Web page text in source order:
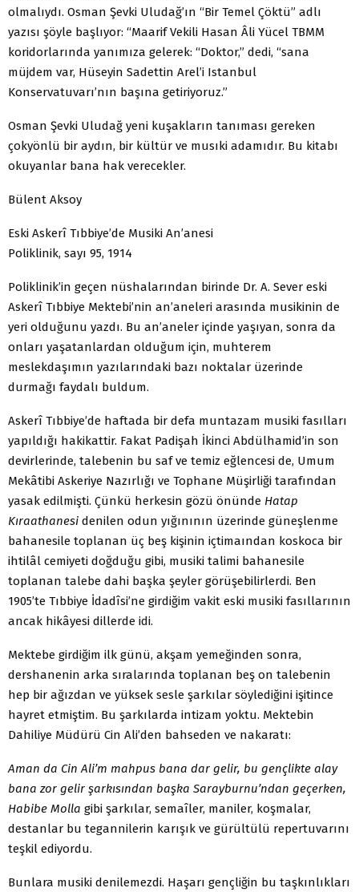
olmalıydı. Osman Şevki Uludağ’ın “Bir Temel Çöktü” adlı
yazısı şöyle başlıyor: “Maarif Vekili Hasan Âli Yücel TBMM
koridorlarında yanımıza gelerek: “Doktor,” dedi, “sana
müjdem var, Hüseyin Sadettin Arel’i Istanbul
Konservatuvarı’nın başına getiriyoruz.”
Osman Şevki Uludağ yeni kuşakların tanıması gereken
çokyönlü bir aydın, bir kültür ve musıki adamıdır. Bu kitabı
okuyanlar bana hak verecekler.
Bülent Aksoy
Eski Askerî Tıbbiye’de Musiki An’anesi
Poliklinik, sayı 95, 1914
Poliklinik’in geçen nüshalarından birinde Dr. A. Sever eski
Askerî Tıbbiye Mektebi’nin an’aneleri arasında musikinin de
yeri olduğunu yazdı. Bu an’aneler içinde yaşıyan, sonra da
onları yaşatanlardan olduğum için, muhterem
meslekdaşımın yazılarındaki bazı noktalar üzerinde
durmağı faydalı buldum.
Askerî Tıbbiye’de haftada bir defa muntazam musiki fasılları
yapıldığı hakikattir. Fakat Padişah İkinci Abdülhamid’in son
devirlerinde, talebenin bu saf ve temiz eğlencesi de, Umum
Mekâtibi Askeriye Nazırlığı ve Tophane Müşirliği tarafından
yasak edilmişti. Çünkü herkesin gözü önünde Hatap
Kıraathanesi denilen odun yığınının üzerinde güneşlenme
bahanesile toplanan üç beş kişinin içtimaından koskoca bir
ihtilâl cemiyeti doğduğu gibi, musiki talimi bahanesile
toplanan talebe dahi başka şeyler görüşebilirlerdi. Ben
1905’te Tıbbiye İdadîsi’ne girdiğim vakit eski musiki fasıllarının
ancak hikâyesi dillerde idi.
Mektebe girdiğim ilk günü, akşam yemeğinden sonra,
dershanenin arka sıralarında toplanan beş on talebenin
hep bir ağızdan ve yüksek sesle şarkılar söylediğini işitince
hayret etmiştim. Bu şarkılarda intizam yoktu. Mektebin
Dahiliye Müdürü Cin Ali’den bahseden ve nakaratı:
Aman da Cin Ali’m mahpus bana dar gelir, bu gençlikte alay
bana zor gelir şarkısından başka Sarayburnu’ndan geçerken,
Habibe Molla gibi şarkılar, semaîler, maniler, koşmalar,
destanlar bu tegannilerin karışık ve gürültülü repertuvarını
teşkil ediyordu.
Bunlara musiki denilemezdi. Haşarı gençliğin bu taşkınlıkları